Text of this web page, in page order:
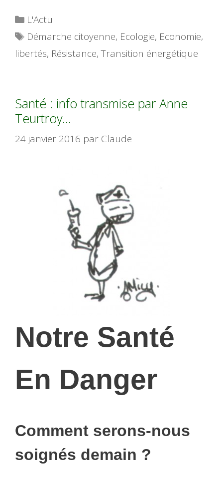
Catégories
L'Actu
Étiquettes
Démarche citoyenne, Ecologie, Economie,
libertés, Résistance,Transition énergétique
Santé : info transmise par Anne
Teurtroy…
24 janvier 2016 par Claude
Notre Santé
En Danger
Comment serons-nous
soignés demain ?